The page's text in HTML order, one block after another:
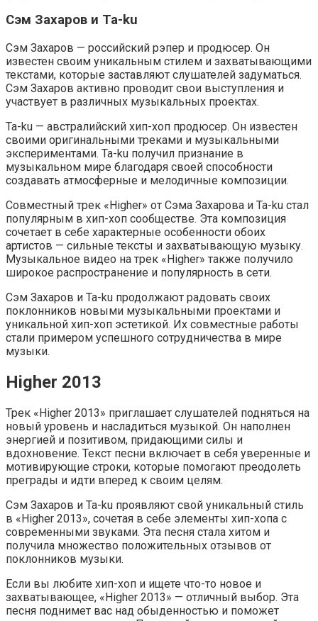
Сэм Захаров и Ta-ku
Сэм Захаров — российский рэпер и продюсер. Он
известен своим уникальным стилем и захватывающими
текстами, которые заставляют слушателей задуматься.
Сэм Захаров активно проводит свои выступления и
участвует в различных музыкальных проектах.
Ta-ku — австралийский хип-хоп продюсер. Он известен
своими оригинальными треками и музыкальными
экспериментами. Ta-ku получил признание в
музыкальном мире благодаря своей способности
создавать атмосферные и мелодичные композиции.
Совместный трек «Higher» от Сэма Захарова и Ta-ku стал
популярным в хип-хоп сообществе. Эта композиция
сочетает в себе характерные особенности обоих
артистов — сильные тексты и захватывающую музыку.
Музыкальное видео на трек «Higher» также получило
широкое распространение и популярность в сети.
Сэм Захаров и Ta-ku продолжают радовать своих
поклонников новыми музыкальными проектами и
уникальной хип-хоп эстетикой. Их совместные работы
стали примером успешного сотрудничества в мире
музыки.
Higher 2013
Трек «Higher 2013» приглашает слушателей подняться на
новый уровень и насладиться музыкой. Он наполнен
энергией и позитивом, придающими силы и
вдохновение. Текст песни включает в себя уверенные и
мотивирующие строки, которые помогают преодолеть
преграды и идти вперед к своим целям.
Сэм Захаров и Ta-ku проявляют свой уникальный стиль
в «Higher 2013», сочетая в себе элементы хип-хопа с
современными звуками. Эта песня стала хитом и
получила множество положительных отзывов от
поклонников музыки.
Если вы любите хип-хоп и ищете что-то новое и
захватывающее, «Higher 2013» — отличный выбор. Эта
песня поднимет вас над обыденностью и поможет